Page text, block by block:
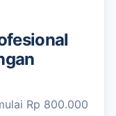
Rp 800.000